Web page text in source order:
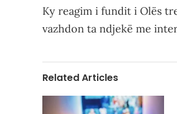
Ky reagim i fundit i Olës
vazhdon ta ndjekë me
Related Articles